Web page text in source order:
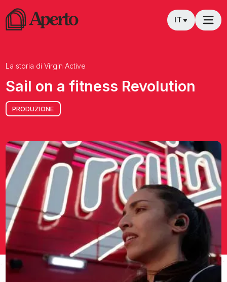
La storia diVirgin Active
Sail on a fitness Revolution
PRODUZIONE